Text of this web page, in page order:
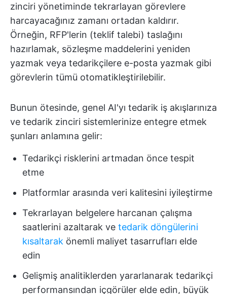
zinciri yönetiminde tekrarlayan görevlere
harcayacağınız zamanı ortadan kaldırır.
Örneğin, RFP'lerin (teklif talebi) taslağını
hazırlamak, sözleşme maddelerini yeniden
yazmak veya tedarikçilere e-posta yazmak gibi
görevlerin tümü otomatikleştirilebilir.
Bunun ötesinde, genel AI'yı tedarik iş akışlarınıza
ve tedarik zinciri sistemlerinize entegre etmek
şunları anlamına gelir:
Tedarikçi risklerini artmadan önce tespit
etme
Platformlar arasında veri kalitesini iyileştirme
Tekrarlayan belgelere harcanan çalışma
saatlerini azaltarak ve tedarik döngülerini
kısaltarak önemli maliyet tasarrufları elde
edin
Gelişmiş analitiklerden yararlanarak tedarikçi
performansından içgörüler elde edin, büyük